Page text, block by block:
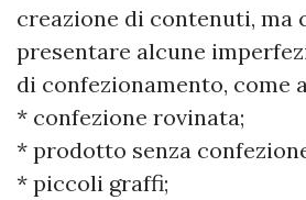
creazione di contenuti, ma
presentare alcune
di confezionamento, come
* confezione rovinata;
* prodotto senza
* piccoli graffi;